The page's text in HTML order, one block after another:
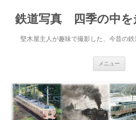
鉄道写真 四季の中を
堅木屋主人が趣味で撮影した、今昔の鉄
メニュー
ツ
へ
ス
キ
ッ